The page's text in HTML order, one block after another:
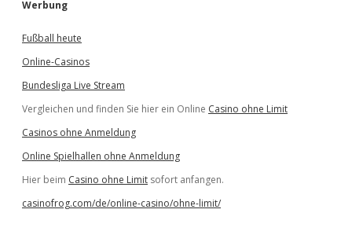
Werbung
Fußball heute
Online-Casinos
Bundesliga Live Stream
Vergleichen und finden Sie hier ein Online Casino ohne Limit
Casinos ohne Anmeldung
Online Spielhallen ohne Anmeldung
Hier beim Casino ohne Limit sofort anfangen.
casinofrog.com/de/online-casino/ohne-limit/